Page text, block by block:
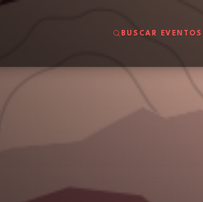
BUSCAR EVENTOS